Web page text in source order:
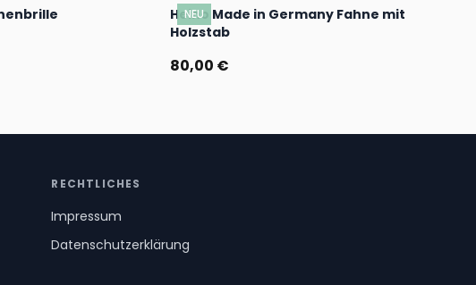
NEU
Heino Made in Germany Fahne mit
Holzstab
80,00 €
RECHTLICHES
Impressum
Datenschutzerklärung